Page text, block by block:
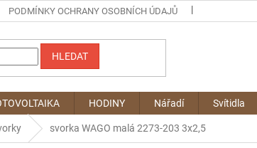
PODMÍNKY OCHRANY OSOBNÍCH ÚDAJŮ
HLEDAT
HODINY Nářadí Svítidla
svorka WAGO malá 2273-203 3x2,5